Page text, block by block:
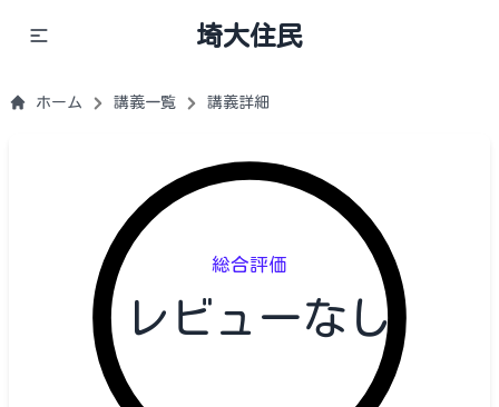
埼大住民
ホーム 講義一覧 講義詳細
総合評価
レビューなし